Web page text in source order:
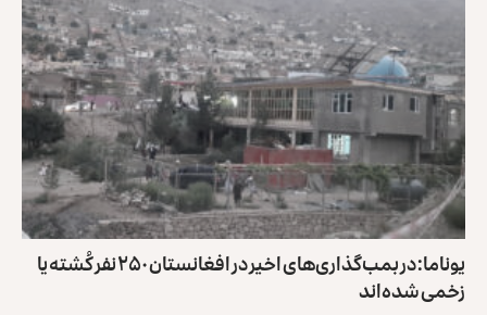
یوناما: در بمب‌گذاری‌های اخیر در افغانستان ۲۵۰ نفر کُشته یا
زخمی شده‌اند